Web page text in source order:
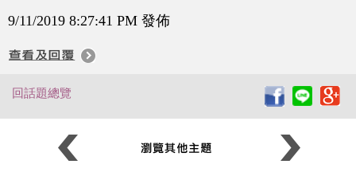
9/11/2019 8:27:41 PM 發佈
回話題總覽